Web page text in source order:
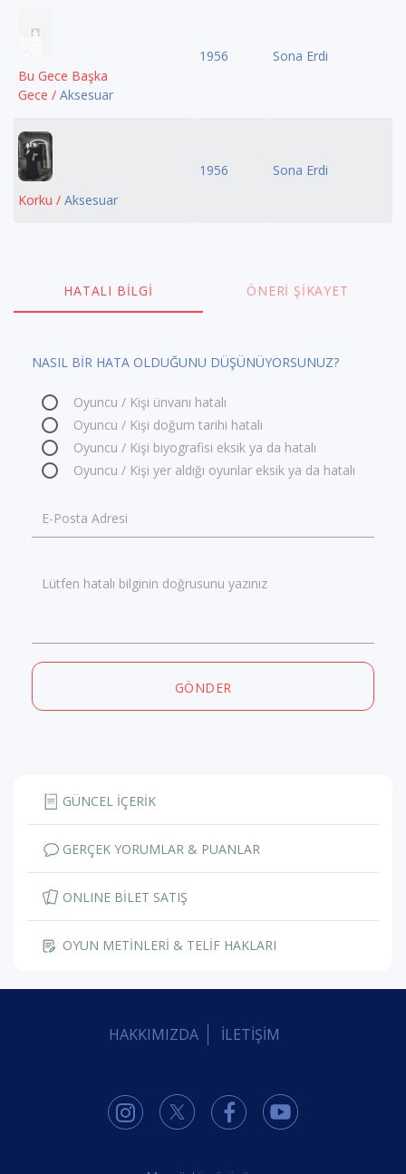
Bu Gece Başka
Gece / Aksesuar
1956 Sona Erdi
Korku / Aksesuar
1956 Sona Erdi
HATALI BILGI ÖNERI ŞIKAYET
NASIL BİR HATA OLDUĞUNU DÜŞÜNÜYORSUNUZ?
Oyuncu / Kişi ünvanı hatalı
Oyuncu / Kişi doğum tarihi hatalı
Oyuncu / Kişi biyografisi eksik ya da hatalı
Oyuncu / Kişi yer aldığı oyunlar eksik ya da hatalı
E-Posta Adresi
Lütfen hatalı bilginin doğrusunu yazınız
GÖNDER
GÜNCEL İÇERİK
GERÇEK YORUMLAR & PUANLAR
ONLINE BİLET SATIŞ
OYUN METİNLERİ & TELİF HAKLARI
HAKKIMIZDA İLETİŞİM